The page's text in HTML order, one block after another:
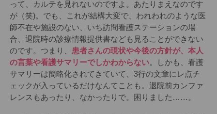
って、カルテを見れないのですよ。あたりまえなのです
が（笑)。でも、これが結構大変で、われわれのような医
師不在や施設のない、いち訪問看護ステーションの場
合、退院時の診療情報提供書なども見ることができない
のです。つまり、 患者さんの現状や今後の方針が、本人
の言葉や看護サマリーでしかわからない。しかも、看護
サマリーは簡略化されてきていて、3行の文章にレ点チ
ェックが入っているだけなんてことも。退院前カンファ
レンスもあったり、なかったりで。困りました……。